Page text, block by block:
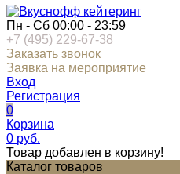
Пн - Сб 00:00 - 23:59
+7 (495) 229-67-38
Заказать звонок
Заявка на мероприятие
Вход
Регистрация
0
Корзина
0 руб.
Товар добавлен в корзину!
Каталог товаров